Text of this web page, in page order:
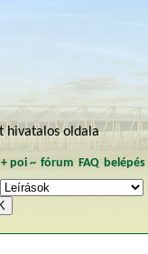
hivatalos oldala
+ poi~ fórum FAQ belépés